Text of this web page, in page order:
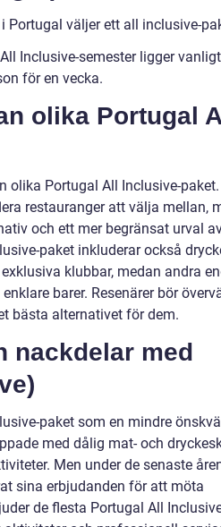
Portugal väljer ett all inclusive-
Inclusive-semester ligger
för en vecka.
olika Portugal
olika Portugal All Inclusive-
restauranger att välja mellan,
och ett mer begränsat urval
paket inkluderar också
klubbar, medan andra
barer. Resenärer bör
bästa alternativet för dem.
nackdelar med
paket som en mindre
med dålig mat- och
Men under de senaste
sina erbjudanden för att möta
de flesta Portugal All